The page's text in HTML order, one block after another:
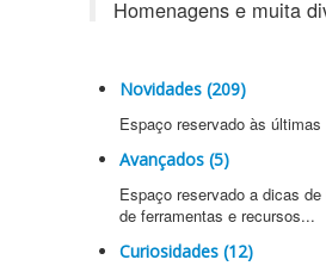
Homenagens e muita
Novidades (209)
Espaço reservado às
Avançados (5)
Espaço reservado a dicas
de ferramentas e recursos...
Curiosidades (12)